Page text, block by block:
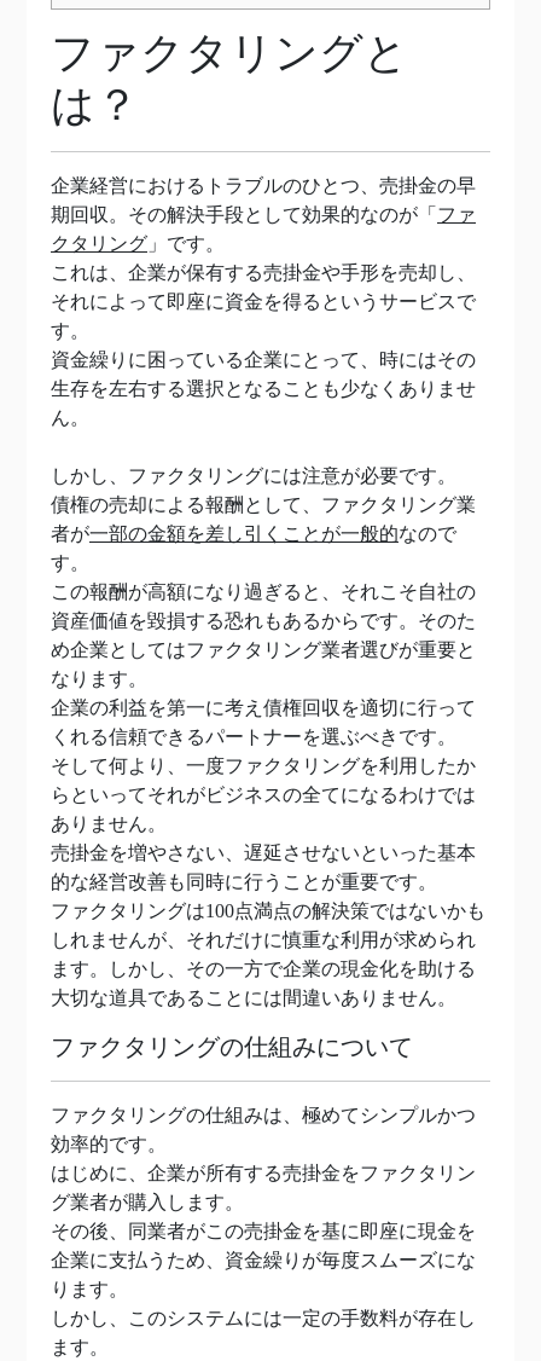
ファクタリングと
は？
企業経営におけるトラブルのひとつ、売掛金の早
期回収。その解決手段として効果的なのが「 ファ
クタリング 」です。
これは、企業が保有する売掛金や手形を売却し、
それによって即座に資金を得るというサービスで
す。
資金繰りに困っている企業にとって、時にはその
生存を左右する選択となることも少なくありませ
ん。
しかし、ファクタリングには注意が必要です。
債権の売却による報酬として、ファクタリング業
者が一部の金額を差し引くことが一般的なので
す。
この報酬が高額になり過ぎると、それこそ自社の
資産価値を毀損する恐れもあるからです。そのた
め企業としてはファクタリング業者選びが重要と
なります。
企業の利益を第一に考え債権回収を適切に行って
くれる信頼できるパートナーを選ぶべきです。
そして何より、一度ファクタリングを利用したか
らといってそれがビジネスの全てになるわけでは
ありません。
売掛金を増やさない、遅延させないといった基本
的な経営改善も同時に行うことが重要です。
ファクタリングは100点満点の解決策ではないかも
しれませんが、それだけに慎重な利用が求められ
ます。しかし、その一方で企業の現金化を助ける
大切な道具であることには間違いありません。
ファクタリングの仕組みについて
ファクタリングの仕組みは、極めてシンプルかつ
効率的です。
はじめに、企業が所有する売掛金をファクタリン
グ業者が購入します。
その後、同業者がこの売掛金を基に即座に現金を
企業に支払うため、資金繰りが毎度スムーズにな
ります。
しかし、このシステムには一定の手数料が存在し
ます。